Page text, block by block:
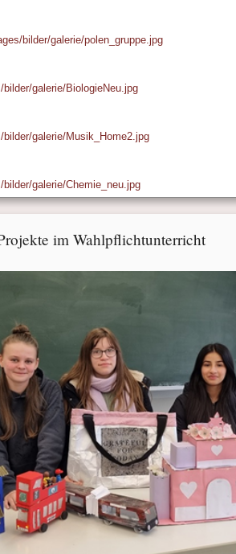
bilder/galerie/polen_gruppe.jpg
galerie/BiologieNeu.jpg
galerie/Musik_Home2.jpg
galerie/Chemie_neu.jpg
im Wahlpflichtunterricht